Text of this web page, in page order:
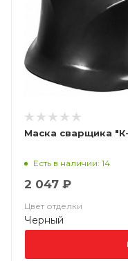
Маска сварщика
Есть в наличии: 14
2 047 ₽
Цвет отделки
Черный